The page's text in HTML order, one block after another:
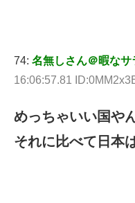
74: 名無しさん＠暇なサ
16:06:57.81
めっちゃいい国や
それに比べて日本